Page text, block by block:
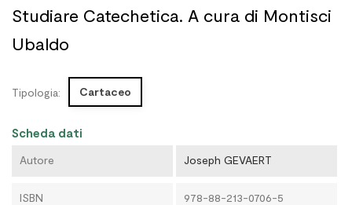
Studiare Catechetica. A cura di Montisci
Ubaldo
Tipologia: Cartaceo
Scheda dati
Autore Joseph GEVAERT
ISBN 978-88-213-0706-5